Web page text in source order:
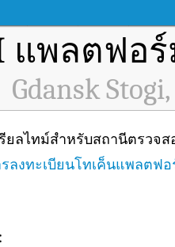
แพลตฟอ
Gdansk
ยลไทม์สำหรับสถานีตรว
ลงทะเบียนโทเค็นแพลตฟ